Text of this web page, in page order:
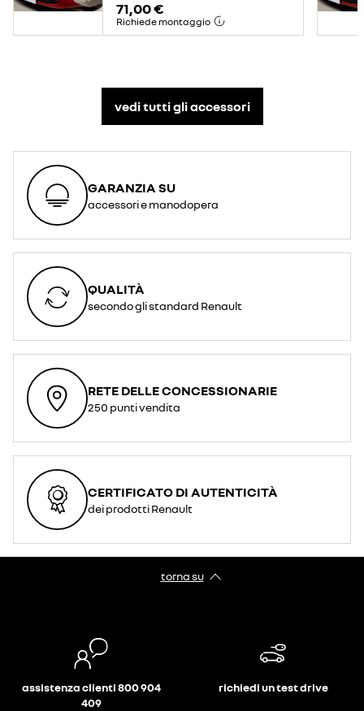
71,00 €
Richiede montaggio
vedi tutti gli accessori​
GARANZIA SU
accessori e manodopera
QUALITÀ
secondo gli standard Renault
RETE DELLE CONCESSIONARIE
250 punti vendita
CERTIFICATO DI AUTENTICITÀ
dei prodotti Renault
torna su
assistenza clienti 800 904
409
richiedi un test drive